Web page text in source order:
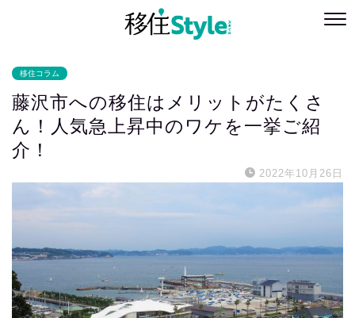
移住コラム
藤沢市への移住はメリットがたくさ
ん！人気急上昇中のワケを一挙ご紹
介！
2022年10月26日